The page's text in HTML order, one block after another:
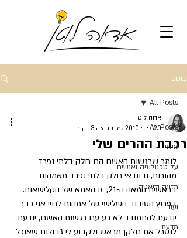
פוסט
All Posts
אישי
על טכנולוגיה ואנשים
תזונה ודיאטה
ועוד
מדעת
All Posts
רכבת ההרים שלי
אדוה לוטן
20 ביוני 2010
זמן קריאה 3 דקות
לומר שרגשות האשם הם חלק בלתי נפרד
מהורות, ובוודאי חלק בלתי נפרד מאמהות
בראשית המאה ה-21, זו האמא של הקלישאות.
בפרוץ הסיבוב השלישי של אמהות לחיי אני כבר
יודעת להתמודד לא רע עם רגשות האשם, יודעת
לנטרל את חלקן מראש ולקבוע לי גבולות שאוכל